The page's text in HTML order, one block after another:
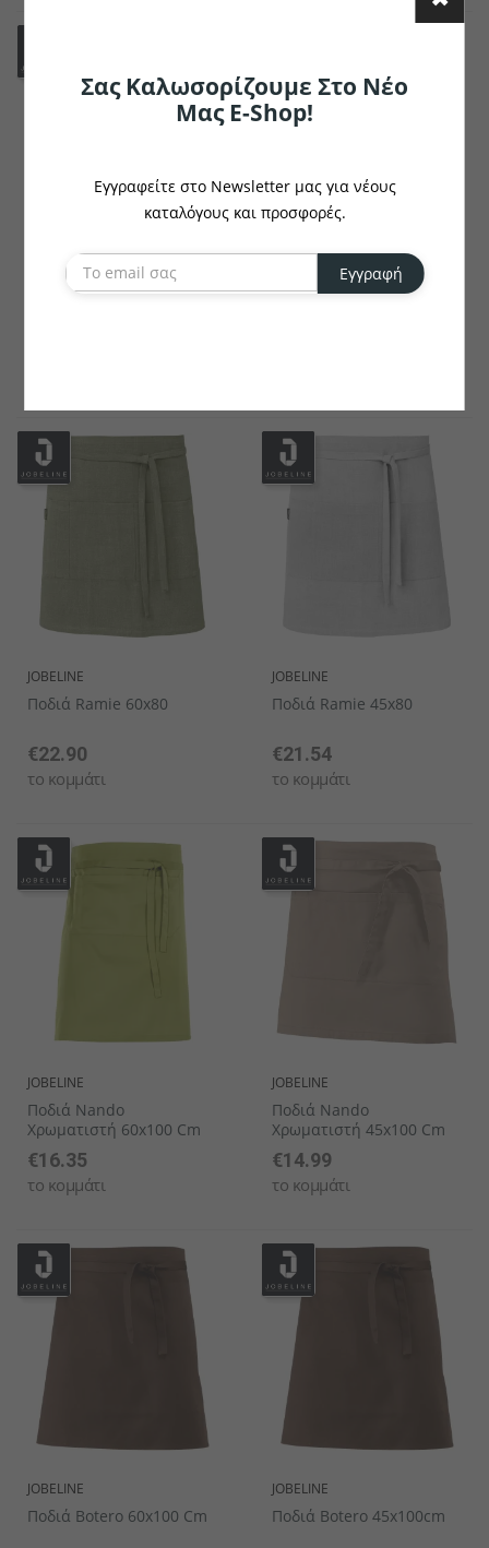
JOBELINE
Ποδιά Angel 45x100 Cm Apron Ben 50x80 Cm
JOBELINE
Ποδιά Ramie 60x80
€22.90
το κομμάτι
JOBELINE
Ποδιά Ramie 45x80
€21.54
το κομμάτι
JOBELINE
Ποδιά Nando
Χρωματιστή 60x100 Cm
€16.35
το κομμάτι
JOBELINE
Ποδιά Nando
Χρωματιστή 45x100 Cm
€14.99
το κομμάτι
JOBELINE
Ποδιά Botero 60x100 Cm
JOBELINE
Ποδιά Botero 45x100cm
Σας Καλωσορίζουμε Στο Νέο
Μας E-Shop!
Εγγραφείτε στο Newsletter μας για νέους
καταλόγους και προσφορές.
Εγγραφή